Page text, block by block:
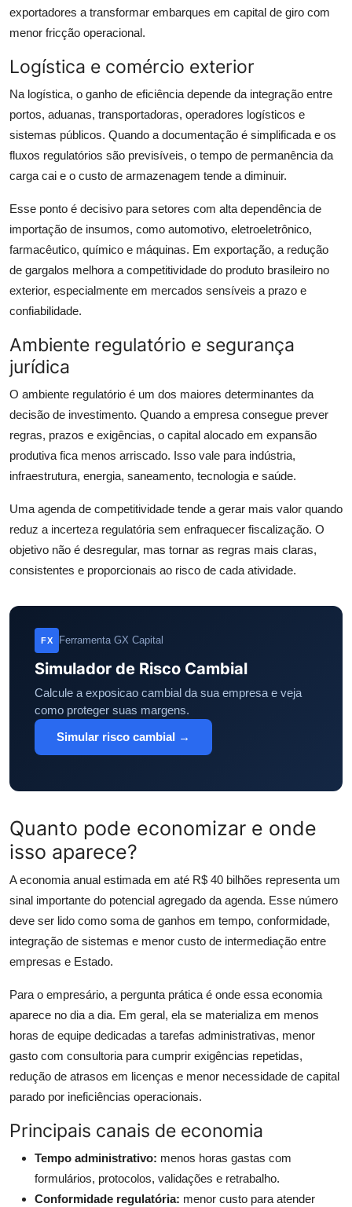
exportadores a transformar embarques em capital de giro com
menor fricção operacional.
Logística e comércio exterior
Na logística, o ganho de eficiência depende da integração entre
portos, aduanas, transportadoras, operadores logísticos e
sistemas públicos. Quando a documentação é simplificada e os
fluxos regulatórios são previsíveis, o tempo de permanência da
carga cai e o custo de armazenagem tende a diminuir.
Esse ponto é decisivo para setores com alta dependência de
importação de insumos, como automotivo, eletroeletrônico,
farmacêutico, químico e máquinas. Em exportação, a redução
de gargalos melhora a competitividade do produto brasileiro no
exterior, especialmente em mercados sensíveis a prazo e
confiabilidade.
Ambiente regulatório e segurança
jurídica
O ambiente regulatório é um dos maiores determinantes da
decisão de investimento. Quando a empresa consegue prever
regras, prazos e exigências, o capital alocado em expansão
produtiva fica menos arriscado. Isso vale para indústria,
infraestrutura, energia, saneamento, tecnologia e saúde.
Uma agenda de competitividade tende a gerar mais valor quando
reduz a incerteza regulatória sem enfraquecer fiscalização. O
objetivo não é desregular, mas tornar as regras mais claras,
consistentes e proporcionais ao risco de cada atividade.
FX Ferramenta GX Capital
Simulador de Risco Cambial
Calcule a exposicao cambial da sua empresa e veja
como proteger suas margens.
Simular risco cambial →
Quanto pode economizar e onde
isso aparece?
A economia anual estimada em até R$ 40 bilhões representa um
sinal importante do potencial agregado da agenda. Esse número
deve ser lido como soma de ganhos em tempo, conformidade,
integração de sistemas e menor custo de intermediação entre
empresas e Estado.
Para o empresário, a pergunta prática é onde essa economia
aparece no dia a dia. Em geral, ela se materializa em menos
horas de equipe dedicadas a tarefas administrativas, menor
gasto com consultoria para cumprir exigências repetidas,
redução de atrasos em licenças e menor necessidade de capital
parado por ineficiências operacionais.
Principais canais de economia
Tempo administrativo: menos horas gastas com
formulários, protocolos, validações e retrabalho.
Conformidade regulatória: menor custo para atender